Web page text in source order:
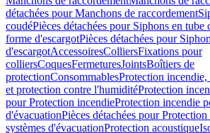
détachées pour Manchons de raccordement
coudéPièces détachées pour Siphons en tube
forme d'escargotPièces détachées pour
d'escargotAccessoiresColliersFixations pour
colliersCoquesFermeturesJointsBoîtiers de
protectionConsommablesProtection
et protection contre l'humiditéProtection
pour Protection incendieProtection incendie
d'évacuationPièces détachées pour
systèmes d'évacuationProtection acoustique